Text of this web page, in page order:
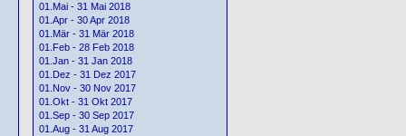
01.Mai - 31 Mai 2018
01.Apr - 30 Apr 2018
01.Mär - 31 Mär 2018
01.Feb - 28 Feb 2018
01.Jan - 31 Jan 2018
01.Dez - 31 Dez 2017
01.Nov - 30 Nov 2017
01.Okt - 31 Okt 2017
01.Sep - 30 Sep 2017
01.Aug - 31 Aug 2017